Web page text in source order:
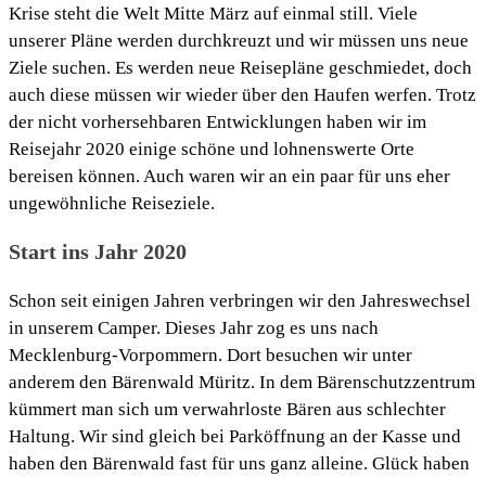
Krise steht die Welt Mitte März auf einmal still. Viele
unserer Pläne werden durchkreuzt und wir müssen uns neue
Ziele suchen. Es werden neue Reisepläne geschmiedet, doch
auch diese müssen wir wieder über den Haufen werfen. Trotz
der nicht vorhersehbaren Entwicklungen haben wir im
Reisejahr 2020 einige schöne und lohnenswerte Orte
bereisen können. Auch waren wir an ein paar für uns eher
ungewöhnliche Reiseziele.
Start ins Jahr 2020
Schon seit einigen Jahren verbringen wir den Jahreswechsel
in unserem Camper. Dieses Jahr zog es uns nach
Mecklenburg-Vorpommern. Dort besuchen wir unter
anderem den Bärenwald Müritz. In dem Bärenschutzzentrum
kümmert man sich um verwahrloste Bären aus schlechter
Haltung. Wir sind gleich bei Parköffnung an der Kasse und
haben den Bärenwald fast für uns ganz alleine. Glück haben